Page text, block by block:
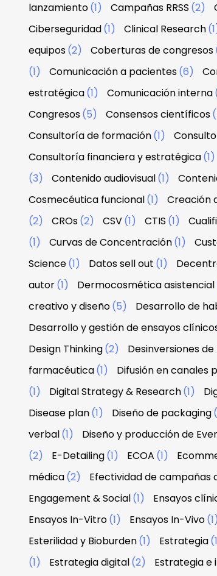
lanzamiento(1) Campañas RRSS (2)
Ciberseguridad(1) Clinical Research
equipos(2) Coberturas de congresos
(1)
Comunicación a pacientes(6)
estratégica(1) Comunicación interna
Congresos(5) Consensos científicos
Consultoría de formación(1)
Consultoría financiera y estratégica(1)
(3)
Contenido audiovisual(1)
Cosmecéutica funcional(1) Creación
(2)
CROs(2) CSV(1) CTIS (1)
(1)
Curvas de Concentración(1)
Science(1) Datos sell out (1)
autor(1) Dermocosmética asistencial
creativo y diseño(5) Desarrollo de
Desarrollo y gestión de ensayos
Design Thinking(2) Desinversiones de
farmacéutica(1) Difusión en canales
(1)
Digital Strategy & Research(1)
Disease plan(1) Diseño de packaging
verbal(1) Diseño y producción de
(2)
E-Detailing(1) ECOA (1)
médica(2) Efectividad de campañas
Engagement & Social(1) Ensayos
Ensayos In-Vitro(1) Ensayos In-Vivo(1)
Esterilidad y Bioburden(1) Estrategia
(1)
Estrategia digital(2) Estrategia e